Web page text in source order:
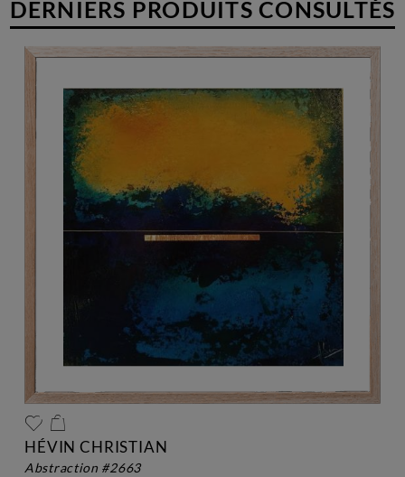
DERNIERS PRODUITS CONSULTÉS
HÉVIN CHRISTIAN
abstraction #2663